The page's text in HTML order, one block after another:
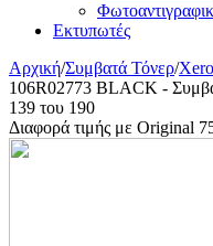
Εκτυπωτές
Αρχική/Συμβατά Τόνερ/
106R02773 BLACK -
139 του 190
Διαφορά τιμής με Original